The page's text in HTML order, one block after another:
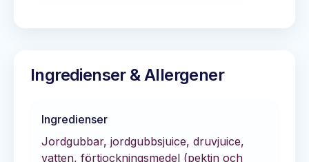
Ingredienser & Allergener
Ingredienser
Jordgubbar, jordgubbsjuice, druvjuice,
vatten, förtjockningsmedel (pektin och